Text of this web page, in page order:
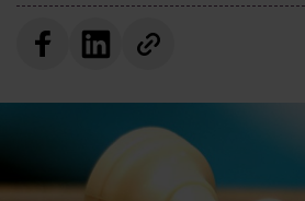
Annonsera
Kontakta oss
Kundservice
Villkor och policy för
personuppgiftsbehandling